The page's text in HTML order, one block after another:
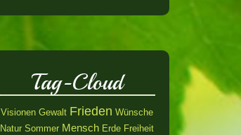
Tag-Cloud
Visionen Gewalt Frieden Wünsche
Natur Sommer Mensch Erde Freiheit